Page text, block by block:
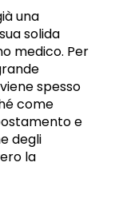
una
solida
medico. Per
spesso
come
e
degli
la